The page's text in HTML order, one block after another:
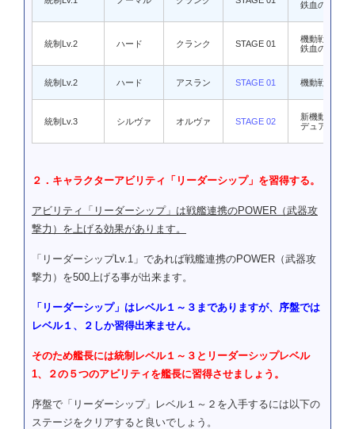
鉄血のオルフ
統制Lv.2 ハード クランク STAGE 01
機動戦士ガン
鉄血のオルフ
統制Lv.2 ハード アスラン STAGE 01 機動戦士ガン
統制Lv.3 シルヴァ オルヴァ STAGE 02
新機動戦記ガ
デュアルス
２．キャラクターアビリティ「リーダーシップ」を習得する。
アビリティ「リーダーシップ」は戦艦連携のPOWER（武器攻
撃力）を上げる効果があります。
「リーダーシップLv.1」であれば戦艦連携のPOWER（武器攻
撃力）を500上げる事が出来ます。
「リーダーシップ」はレベル１～３までありますが、序盤では
レベル１、２しか習得出来ません。
そのため艦長には統制レベル１～３とリーダーシップレベル
1、２の５つのアビリティを艦長に習得させましょう。
序盤で「リーダーシップ」レベル１～２を入手するには以下の
ステージをクリアすると良いでしょう。